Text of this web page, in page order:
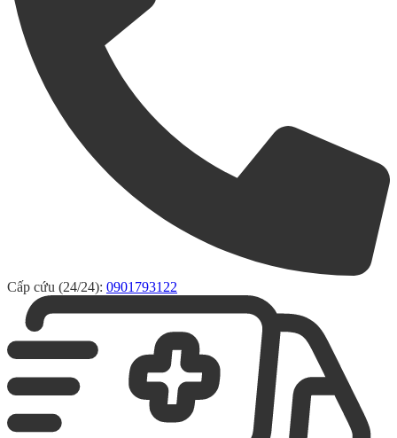
Cấp cứu (24/24): 0901793122